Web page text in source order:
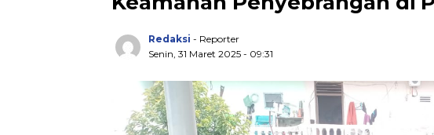
Redaksi - Reporter
Senin, 31 Maret 2025 - 09:31